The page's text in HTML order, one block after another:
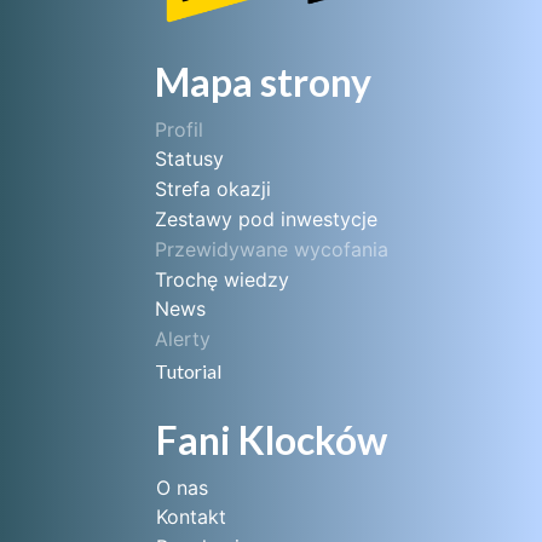
Mapa strony
Profil
Statusy
Strefa okazji
Zestawy pod inwestycje
Przewidywane wycofania
Trochę wiedzy
News
Alerty
Tutorial
Fani Klocków
O nas
Kontakt